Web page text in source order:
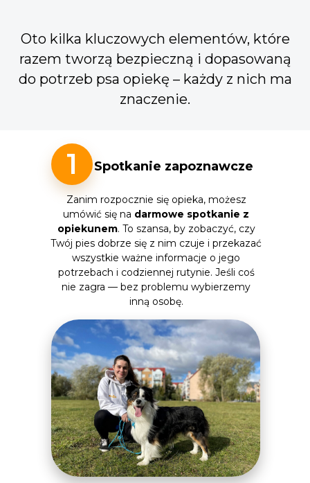
Oto kilka kluczowych elementów, które
razem tworzą bezpieczną i dopasowaną
do potrzeb psa opiekę – każdy z nich ma
znaczenie.
1 Spotkanie zapoznawcze
Zanim rozpocznie się opieka, możesz
umówić się na darmowe spotkanie z
opiekunem. To szansa, by zobaczyć, czy
Twój pies dobrze się z nim czuje i przekazać
wszystkie ważne informacje o jego
potrzebach i codziennej rutynie. Jeśli coś
nie zagra — bez problemu wybierzemy
inną osobę.